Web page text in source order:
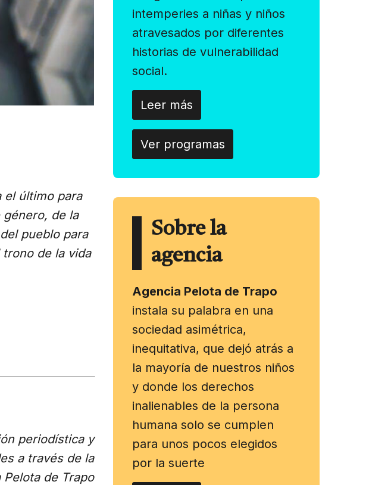
el último para
de la
pueblo para
de la vida
periodística y
a través de la
de Trapo
intemperies a niñas y niños
atravesados por diferentes
historias de vulnerabilidad
social.
Leer más
Ver programas
Sobre la
agencia
Agencia Pelota de Trapo
instala su palabra en una
sociedad asimétrica,
inequitativa, que dejó atrás a
la mayoría de nuestros niños
y donde los derechos
inalienables de la persona
humana solo se cumplen
para unos pocos elegidos
por la suerte